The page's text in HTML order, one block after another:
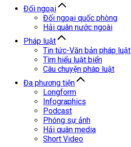
Đối ngoại
Đối ngoại quốc phòng
Hải quân nước ngoài
Pháp luật
Tin tức-Văn bản pháp luật
Tìm hiểu luật biển
Câu chuyện pháp luật
Đa phương tiện
Longform
Infographics
Podcast
Phóng sự ảnh
Hải quân media
Short Video